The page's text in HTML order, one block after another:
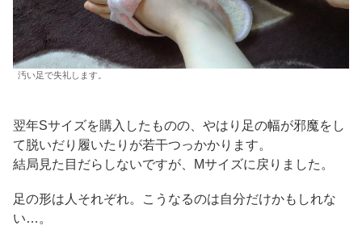
汚い足で失礼します。
翌年Sサイズを購入したものの、やはり足の幅が邪魔をし
て脱いだり履いたりが若干つっかかります。
結局見た目だらしないですが、Mサイズに戻りました。
足の形は人それぞれ。こうなるのは自分だけかもしれな
い…。